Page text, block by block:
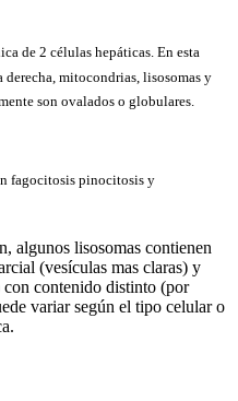
de 2 células hepáticas. En esta
derecha, mitocondrias, lisosomas y
son ovalados o globulares.
fagocitosis pinocitosis y
algunos lisosomas contienen
(vesículas mas claras) y
con contenido distinto (por
variar según el tipo celular o